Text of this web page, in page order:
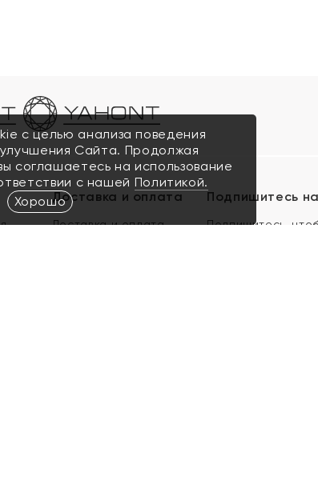
Доставка и оплата
Доставка и оплата
Подпишитесь
Подпишитесь,
с целью анализа поведения
Сайта. Продолжая
соглашаетесь на использование
с нашей Политикой.
Хорошо